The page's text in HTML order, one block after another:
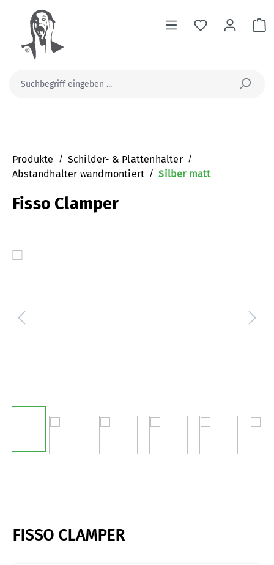
springen
Produkte / Schilder- & Plattenhalter /
Abstandhalter wandmontiert / Silber matt
Fisso Clamper
FISSO CLAMPER